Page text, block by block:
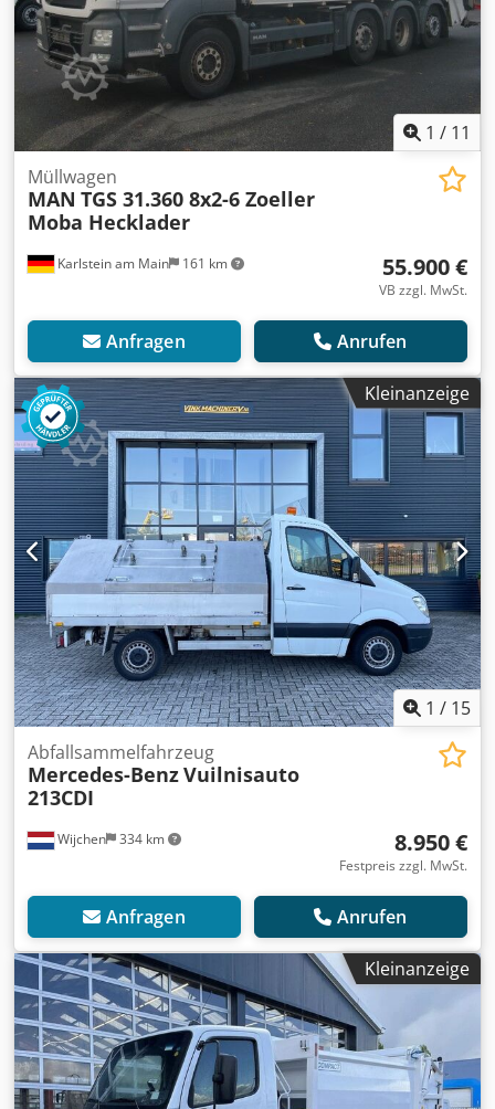
1 / 11
Karlstein am Main 161 km
Müllwagen
MAN TGS 31.360 8x2-6 Zoeller
Moba Hecklader
55.900 €
VB zzgl. MwSt.
Anfragen Anrufen
Kleinanzeige
1 / 15
Wijchen 334 km
Abfallsammelfahrzeug
Mercedes-BenzVuilnisauto
213CDI
8.950 €
Festpreis zzgl. MwSt.
Anfragen Anrufen
Kleinanzeige